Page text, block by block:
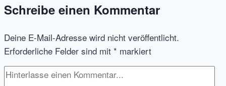
als
Mitarbeiterempfehlungsportal
Schreibe einen Kommentar
Deine E-Mail-Adresse wird nicht veröffentlicht.
Erforderliche Felder sind mit * markiert